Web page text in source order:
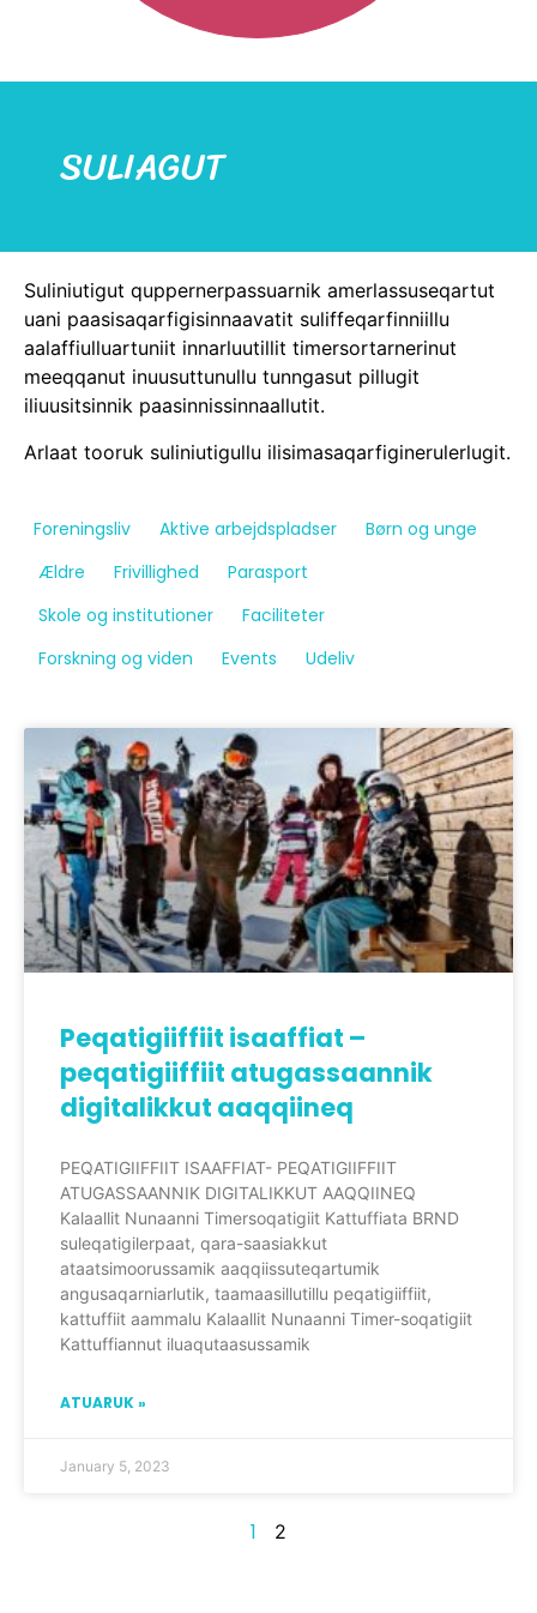
SULIAGUT
Suliniutigut quppernerpassuarnik amerlassuseqartut
uani paasisaqarfigisinnaavatit suliffeqarfinniillu
aalaffiulluartuniit innarluutillit timersortarnerinut
meeqqanut inuusuttunullu tunngasut pillugit
iliuusitsinnik paasinnissinnaallutit.
Arlaat tooruk suliniutigullu ilisimasaqarfiginerulerlugit.
Foreningsliv Aktive arbejdspladser
Børn og unge
Ældre
Frivillighed
Parasport
Skole og institutioner
Faciliteter
Forskning og viden
Events Udeliv
Peqatigiiffiit isaaffiat –
peqatigiiffiit atugassaannik
digitalikkut aaqqiineq
PEQATIGIIFFIIT ISAAFFIAT- PEQATIGIIFFIIT
ATUGASSAANNIK DIGITALIKKUT AAQQIINEQ
Kalaallit Nunaanni Timersoqatigiit Kattuffiata BRND
suleqatigilerpaat, qara-saasiakkut
ataatsimoorussamik aaqqiissuteqartumik
angusaqarniarlutik, taamaasillutillu peqatigiiffiit,
kattuffiit aammalu Kalaallit Nunaanni Timer-soqatigiit
Kattuffiannut iluaqutaasussamik
ATUARUK »
January 5, 2023
1 2